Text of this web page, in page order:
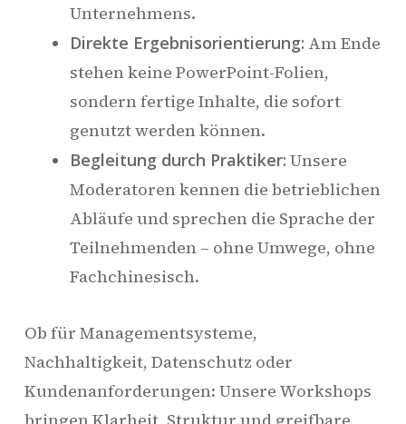
Unternehmens.
Direkte Ergebnisorientierung: Am Ende
stehen keine PowerPoint-Folien,
sondern fertige Inhalte, die sofort
genutzt werden können.
Begleitung durch Praktiker: Unsere
Moderatoren kennen die betrieblichen
Abläufe und sprechen die Sprache der
Teilnehmenden – ohne Umwege, ohne
Fachchinesisch.
Ob für Managementsysteme,
Nachhaltigkeit, Datenschutz oder
Kundenanforderungen: Unsere Workshops